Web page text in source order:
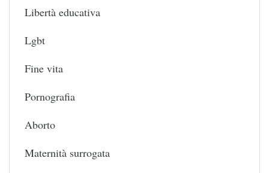
Libertà educativa
Lgbt
Fine vita
Pornografia
Aborto
Maternità surrogata